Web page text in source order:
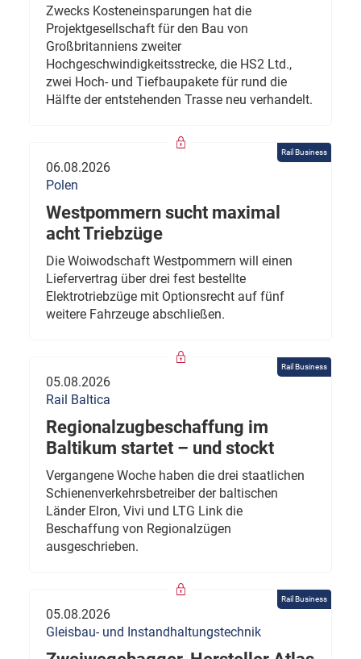
Zwecks Kosteneinsparungen hat die
Projektgesellschaft für den Bau von
Großbritanniens zweiter
Hochgeschwindigkeitsstrecke, die HS2 Ltd.,
zwei Hoch- und Tiefbaupakete für rund die
Hälfte der entstehenden Trasse neu verhandelt.
Rail Business
06.08.2026
Polen
Westpommern sucht maximal
acht Triebzüge
Die Woiwodschaft Westpommern will einen
Liefervertrag über drei fest bestellte
Elektrotriebzüge mit Optionsrecht auf fünf
weitere Fahrzeuge abschließen.
Rail Business
05.08.2026
Rail Baltica
Regionalzugbeschaffung im
Baltikum startet – und stockt
Vergangene Woche haben die drei staatlichen
Schienenverkehrsbetreiber der baltischen
Länder Elron, Vivi und LTG Link die
Beschaffung von Regionalzügen
ausgeschrieben.
Rail Business
05.08.2026
Gleisbau- und Instandhaltungstechnik